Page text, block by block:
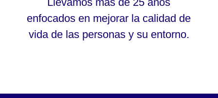
enfocados en mejorar la calidad de
vida de las personas y su entorno.